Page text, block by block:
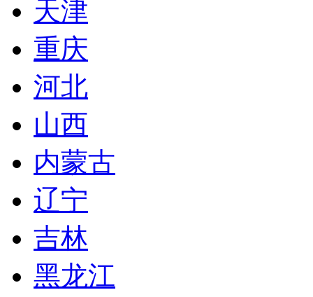
天津
重庆
河北
山西
内蒙古
辽宁
吉林
黑龙江